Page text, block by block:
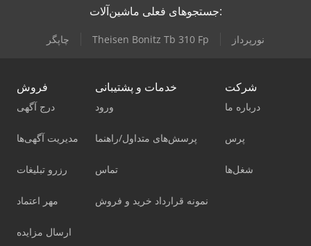
جستجوهای فعلی ماشین‌آلات:
چاپگر Theisen Bonitz Tb 310 Fp نورپرداز
فروش
درج آگهی
مدیریت آگهی‌ها
رزرو تبلیغات
مهر اعتماد
ارسال مزایده
خدمات و پشتیبانی
ورود
پرسش‌های متداول/راهنما
تماس
نمونه قرارداد خرید و فروش
شرکت
درباره ما
پرس
شغل‌ها